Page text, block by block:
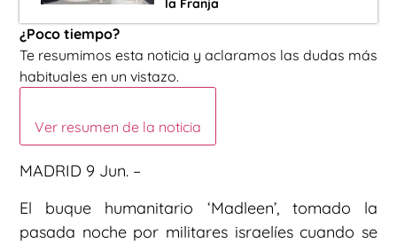
la Franja
¿Poco tiempo?
Te resumimos esta noticia y aclaramos las dudas más
habituales en un vistazo.
Ver resumen de la noticia
MADRID 9 Jun. –
El buque humanitario ‘Madleen’, tomado la
pasada noche por militares israelíes cuando se